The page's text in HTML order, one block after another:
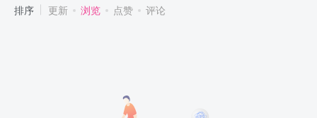
排序 更新 浏览 点赞 评论